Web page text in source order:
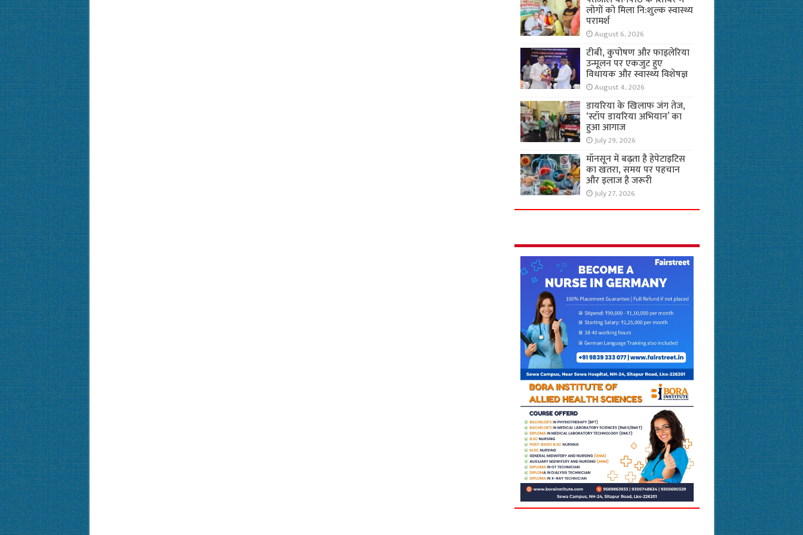
लोगों को मिला नि:शुल्क स्वास्थ्य
परामर्श
August 6, 2026
टीबी, कुपोषण और फाइलेरिया
उन्मूलन पर एकजुट हुए
विधायक और स्वास्थ्य विशेषज्ञ
August 4, 2026
डायरिया के खिलाफ जंग तेज,
‘स्टॉप डायरिया अभियान’ का
हुआ आगाज
July 29, 2026
मॉनसून में बढ़ता है हेपेटाइटिस
का खतरा, समय पर पहचान
और इलाज है जरूरी
July 27, 2026